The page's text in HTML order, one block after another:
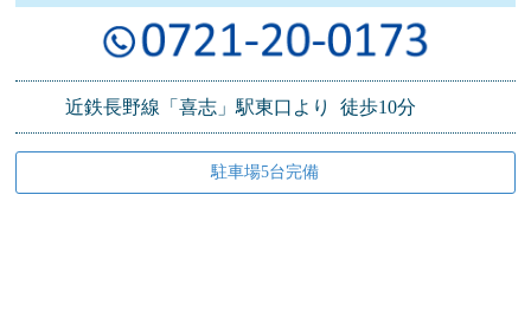
近鉄長野線 「喜志」駅東口より徒歩10分
駐車場5台完備